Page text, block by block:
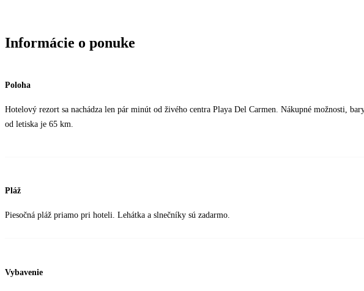
Informácie o ponuke
Poloha
Hotelový rezort sa nachádza len pár minút od živého centra Playa Del Carmen. Nákupné možnosti,
od letiska je 65 km.
Pláž
Piesočná pláž priamo pri hoteli. Lehátka a slnečníky sú zadarmo.
Vybavenie